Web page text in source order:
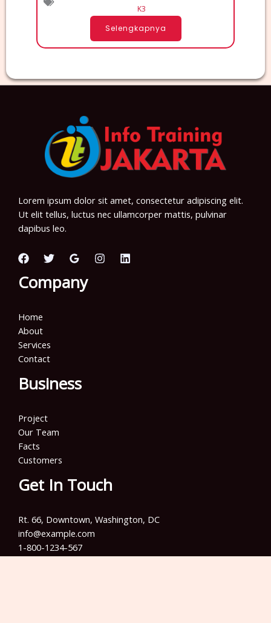
K3
Selengkapnya
Lorem ipsum dolor sit amet, consectetur adipiscing elit.
Ut elit tellus, luctus nec ullamcorper mattis, pulvinar
dapibus leo.
Company
Home
About
Services
Contact
Business
Project
Our Team
Facts
Customers
Get In Touch
Rt. 66, Downtown, Washington, DC
info@example.com​
1-800-1234-567